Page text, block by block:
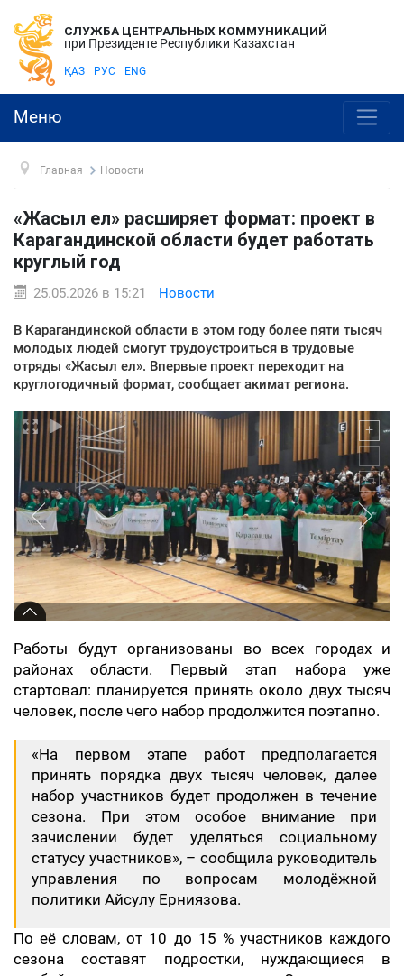
СЛУЖБА ЦЕНТРАЛЬНЫХ КОММУНИКАЦИЙ
при Президенте Республики Казахстан
ҚАЗ РУС ENG
Меню
Главная Новости
«Жасыл ел» расширяет формат: проект в
Карагандинской области будет работать
круглый год
25.05.2026 в 15:21 Новости
В Карагандинской области в этом году более пяти тысяч
молодых людей смогут трудоустроиться в трудовые
отряды «Жасыл ел». Впервые проект переходит на
круглогодичный формат, сообщает акимат региона.
Работы будут организованы во всех городах и
районах области. Первый этап набора уже
стартовал: планируется принять около двух тысяч
человек, после чего набор продолжится поэтапно.
«На первом этапе работ предполагается
принять порядка двух тысяч человек, далее
набор участников будет продолжен в течение
сезона. При этом особое внимание при
зачислении будет уделяться социальному
статусу участников», – сообщила руководитель
управления по вопросам молодёжной
политики Айсулу Ерниязова.
По её словам, от 10 до 15 % участников каждого
сезона составят подростки, нуждающиеся в